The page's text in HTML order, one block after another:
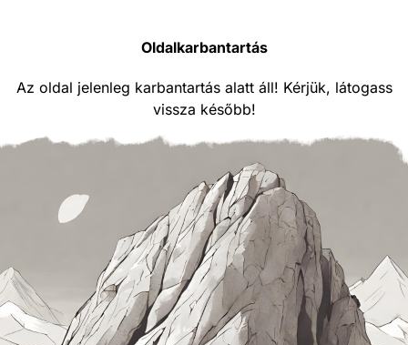
Oldalkarbantartás
Az oldal jelenleg karbantartás alatt áll! Kérjük, látogass
vissza később!